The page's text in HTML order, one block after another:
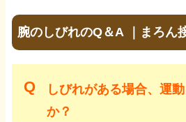
腕のしびれのQ＆A ｜まろん
しびれがある場合、運
か？